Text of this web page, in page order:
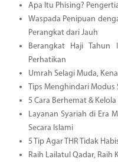
Apa Itu Phising?
Waspada Penipuan
Perangkat dari Jauh
Berangkat Haji
Perhatikan
Umrah Selagi Muda,
Tips Menghindari Modus
5 Cara Berhemat &
Layanan Syariah di Era
Secara Islami
5 Tip Agar THR Tidak
Raih Lailatul Qadar, Raih